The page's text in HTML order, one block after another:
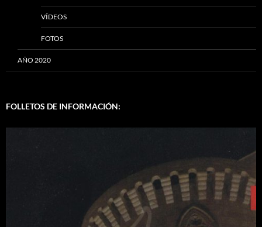
VÍDEOS
FOTOS
AÑO 2020
FOLLETOS DE INFORMACIÓN: